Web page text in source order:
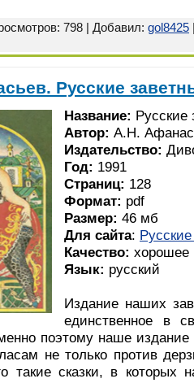
798 | Добавил: gol8425
Русские
Название: Русские
Автор: А.Н.
Издательство:
Год: 1991
Страниц: 128
Формат: pdf
Размер: 46 мб
Для сайта: Русские
Качество: хорошее
Язык: русский
Издание наших
единственное в
поэтому наше издание
не только против
такие сказки, в которых